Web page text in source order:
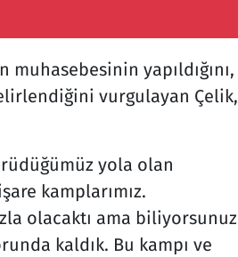
yapıldığını,
vurgulayan Çelik,
yola olan
kamplarımız.
olacaktı ama biliyorsunuz
kaldık. Bu kampı ve